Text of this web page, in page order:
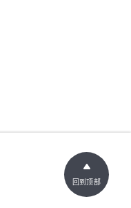
回到顶部